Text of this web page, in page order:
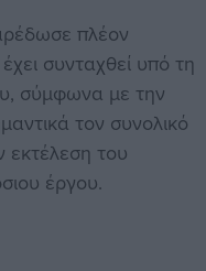
πλέον
συνταχθεί υπό τη
σύμφωνα με την
τον συνολικό
εκτέλεση του
έργου.